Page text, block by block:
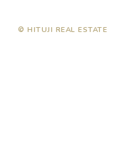
© HITUJI REAL ESTATE